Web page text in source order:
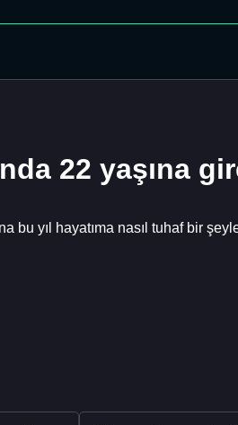
22 yaşına
bu yıl hayatıma nasıl tuhaf bir